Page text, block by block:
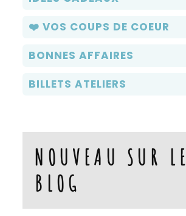
❤️ VOS COUPS DE COEUR
BONNES AFFAIRES
BILLETS ATELIERS
NOUVEAU SUR LE
BLOG